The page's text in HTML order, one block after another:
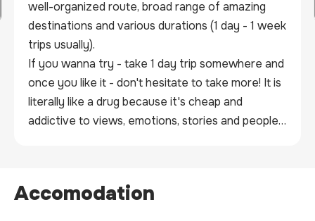
well-organized route, broad range of amazing
destinations and various durations (1 day - 1 week
trips usually).
If you wanna try - take 1 day trip somewhere and
once you like it - don't hesitate to take more! It is
literally like a drug because it's cheap and
addictive to views, emotions, stories and people
networking trip. Don't miss a chance and give it a
Accomodation